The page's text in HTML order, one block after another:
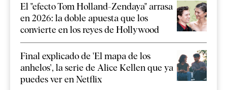
El "efecto Tom Holland-Zendaya" arrasa
en 2026: la doble apuesta que los
convierte en los reyes de Hollywood
Final explicado de 'El mapa de los
anhelos', la serie de Alice Kellen que ya
puedes ver en Netflix